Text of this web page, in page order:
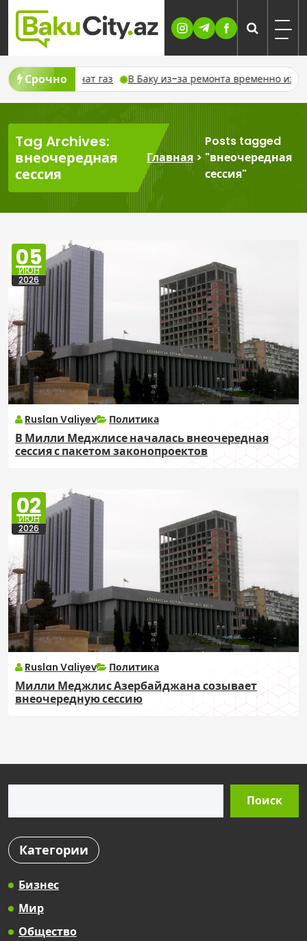
Skip
content
Срочно
отключат газ В Баку из-за ремонта временно изменят
Tag Archives:
внеочередная
сессия
Главная >
Posts tagged
"внеочередная
сессия"
05
ИЮН
2026
Ruslan Valiyev Политика
В Милли Меджлисе началась внеочередная
сессия с пакетом законопроектов
02
ИЮН
2026
Ruslan Valiyev Политика
Милли Меджлис Азербайджана созывает
внеочередную сессию
Поиск
Категории
Бизнес
Мир
Общество